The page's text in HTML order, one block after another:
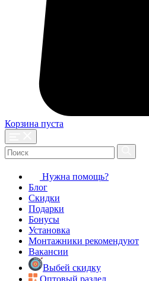
Корзина пуста
Нужна помощь?
Блог
Скидки
Подарки
Бонусы
Установка
Монтажники рекомендуют
Вакансии
Выбей скидку
Оптовый раздел